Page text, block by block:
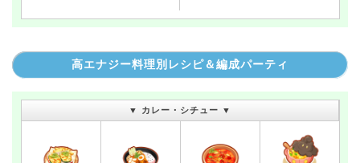
高エナジー料理別レシピ＆編成パーティ
▼ カレー・シチュー ▼